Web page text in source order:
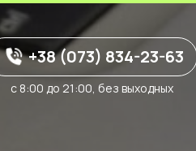
+38 (073) 834-23-63
с 8:00 до 21:00, без выходных